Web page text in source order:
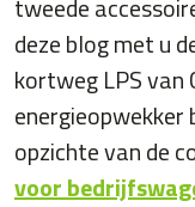
tweede
deze blog met u
kortweg LPS van
opzichte van de
voor